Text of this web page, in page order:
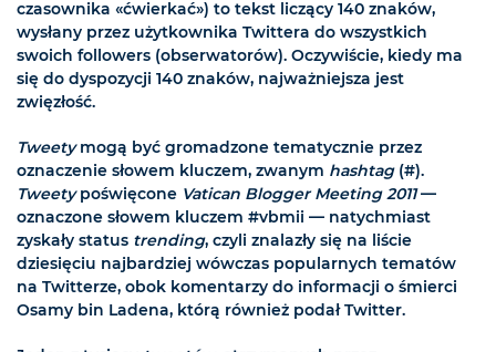
czasownika «ćwierkać») to tekst liczący 140 znaków,
wysłany przez użytkownika Twittera do wszystkich
swoich followers (obserwatorów). Oczywiście, kiedy ma
się do dyspozycji 140 znaków, najważniejsza jest
zwięzłość.
Tweetymogą być gromadzone tematycznie przez
oznaczenie słowem kluczem, zwanym hashtag(#).
Tweetypoświęcone Vatican Blogger Meeting 2011—
oznaczone słowem kluczem #vbmii — natychmiast
zyskały status trending, czyli znalazły się na liście
dziesięciu najbardziej wówczas popularnych tematów
na Twitterze, obok komentarzy do informacji o śmierci
Osamy bin Ladena, którą również podał Twitter.